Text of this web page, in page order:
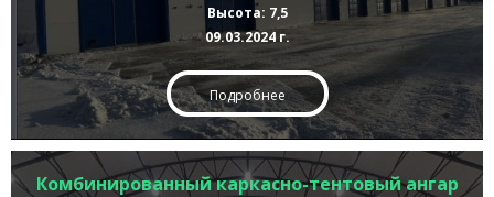
Высота: 7,5
09.03.2024 г.
Подробнее
Комбинированный каркасно-тентовый ангар